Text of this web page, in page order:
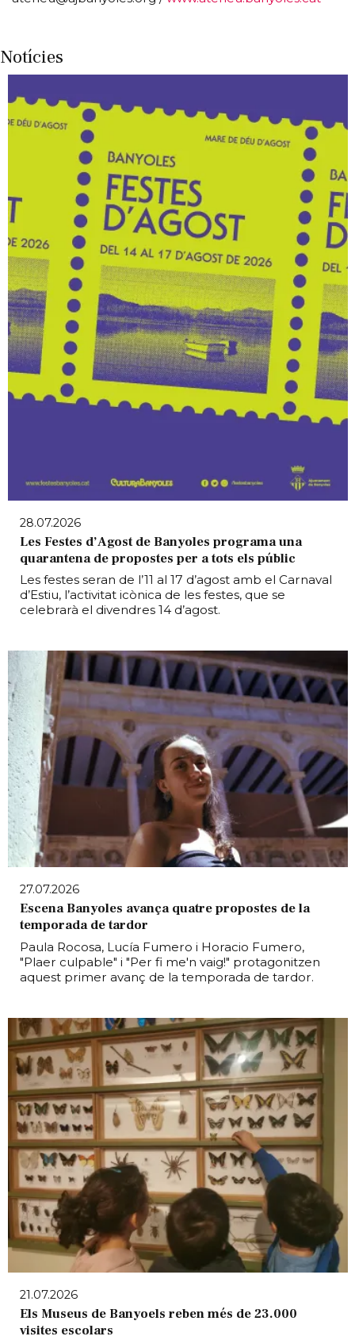
Notícies
28.07.2026
Les Festes d’Agost de Banyoles programa una
quarantena de propostes per a tots els públic
Les festes seran de l’11 al 17 d’agost amb el Carnaval
d’Estiu, l’activitat icònica de les festes, que se
celebrarà el divendres 14 d’agost.
27.07.2026
Escena Banyoles avança quatre propostes de la
temporada de tardor
Paula Rocosa, Lucía Fumero i Horacio Fumero,
"Plaer culpable" i "Per fi me'n vaig!" protagonitzen
aquest primer avanç de la temporada de tardor.
21.07.2026
Els Museus de Banyoels reben més de 23.000
visites escolars